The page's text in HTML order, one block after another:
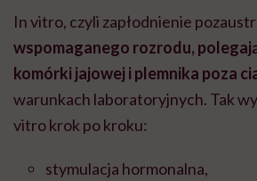
In vitro, czyli zapłodnienie
wspomaganego rozrodu,
komórki jajowej i plemnika poza
warunkach laboratoryjnych. Tak
vitro krok po kroku:
stymulacja hormonalna,